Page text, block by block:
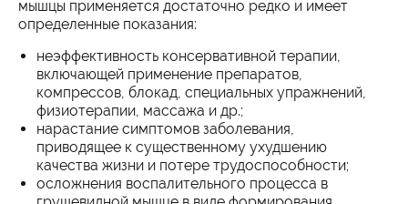
мышцы применяется достаточно редко и имеет
определенные показания:
неэффективность консервативной терапии,
включающей применение препаратов,
компрессов, блокад, специальных упражнений,
физиотерапии, массажа и др.;
нарастание симптомов заболевания,
приводящее к существенному ухудшению
качества жизни и потере трудоспособности;
осложнения воспалительного процесса в